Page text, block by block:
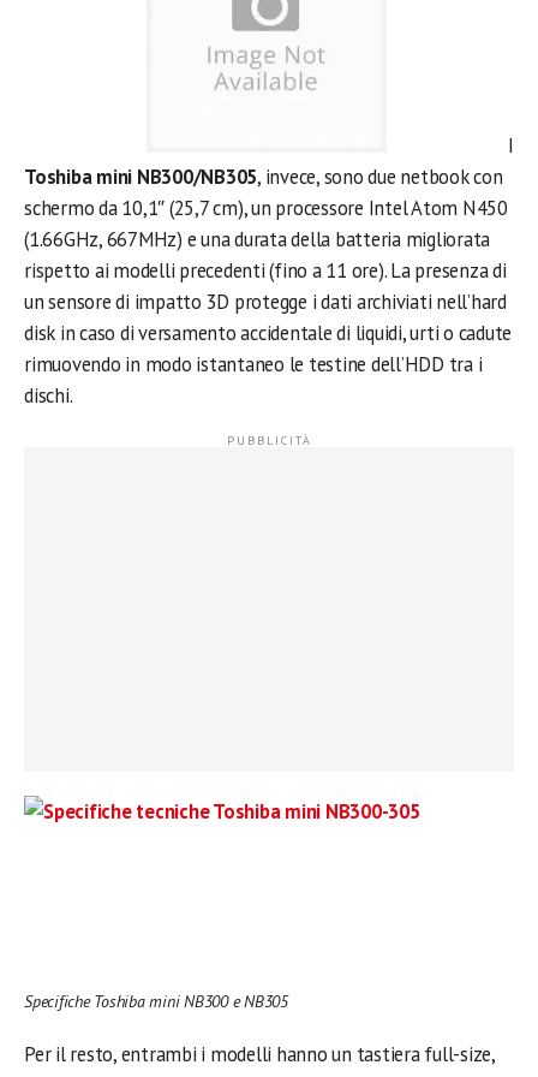
I
Toshiba mini NB300/NB305, invece, sono due netbook con
schermo da 10,1″ (25,7 cm), un processore Intel Atom N450
(1.66GHz, 667MHz) e una durata della batteria migliorata
rispetto ai modelli precedenti (fino a 11 ore). La presenza di
un sensore di impatto 3D protegge i dati archiviati nell’hard
disk in caso di versamento accidentale di liquidi, urti o cadute
rimuovendo in modo istantaneo le testine dell’HDD tra i
dischi.
Specifiche Toshiba mini NB300 e NB305
Per il resto, entrambi i modelli hanno un tastiera full-size,